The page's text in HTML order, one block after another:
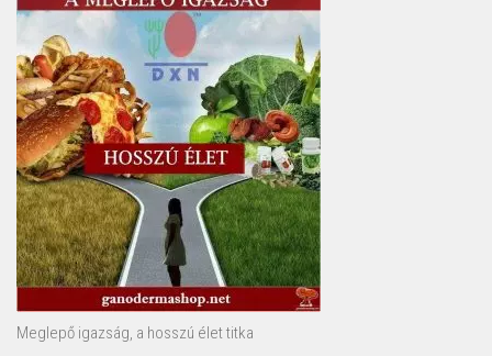
Meglepő igazság, a hosszú élet titka